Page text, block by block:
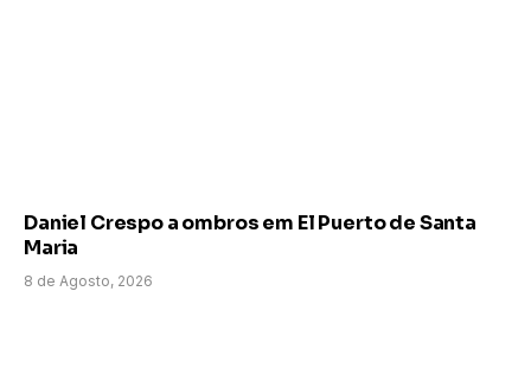
Daniel Crespo a ombros em El Puerto de Santa
Maria
8 de Agosto, 2026